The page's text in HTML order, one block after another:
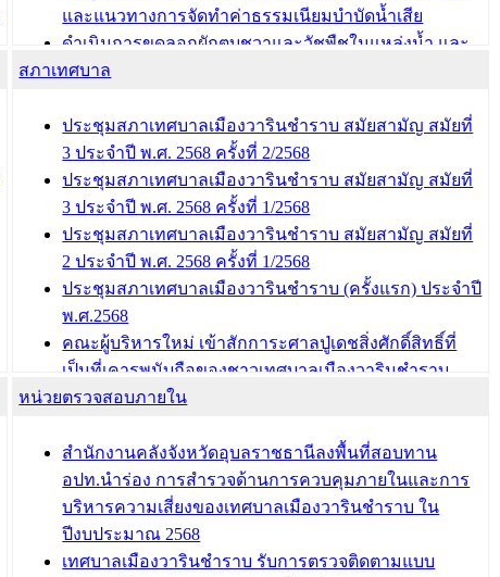
และแนวทางการจัดทำค่าธรรมเนียมบำบัดน้ำเสีย
ดำเนินการขุดลอกผักตบชวาและวัชพืชในแหล่งน้ำ และ
พัฒนาฟื้นฟูและแก้ไขปัญหาแหล่งน้ำสาธารณะภายใน
ดำเนินการขุดลอกผักตบชวาและวัชพืชในแหล่งน้ำ และ
พัฒนาฟื้นฟูและแก้ไขปัญหาแหล่งน้ำสาธารณะภายชุม
ชนท่าบ้งมั่ง
บทความ อื่นๆ ...
สภาเทศบาล
ประชุมสภาเทศบาลเมืองวารินชำราบ สมัยสามัญ สมัยที่
3 ประจำปี พ.ศ. 2568 ครั้งที่ 2/2568
ประชุมสภาเทศบาลเมืองวารินชำราบ สมัยสามัญ สมัยที่
3 ประจำปี พ.ศ. 2568 ครั้งที่ 1/2568
ประชุมสภาเทศบาลเมืองวารินชำราบ สมัยสามัญ สมัยที่
2 ประจำปี พ.ศ. 2568 ครั้งที่ 1/2568
ประชุมสภาเทศบาลเมืองวารินชำราบ (ครั้งแรก) ประจำปี
พ.ศ.2568
คณะผู้บริหารใหม่ เข้าสักการะศาลปู่เดชสิ่งศักดิ์สิทธิ์ที่
เป็นที่เคารพนับถือของชาวเทศบาลเมืองวารินชำราบ
หน่วยตรวจสอบภายใน
สำนักงานคลังจังหวัดอุบลราชธานีลงพื้นที่สอบทาน
อปท.นำร่อง การสำรวจด้านการควบคุมภายในและการ
บริหารความเสี่ยงของเทศบาลเมืองวารินชำราบ ใน
ปีงบประมาณ 2568
เทศบาลเมืองวารินชำราบ รับการตรวจติดตามแบบ